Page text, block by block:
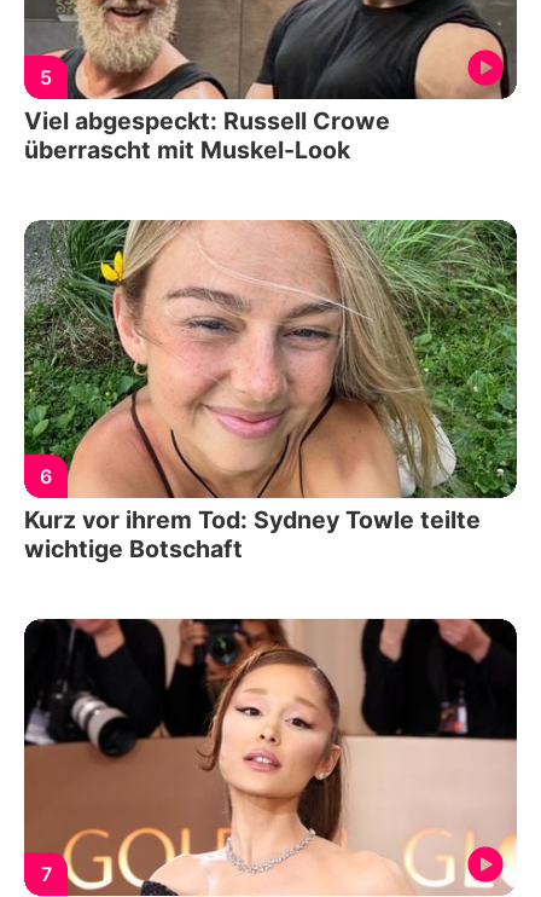
5
Viel abgespeckt: Russell Crowe
überrascht mit Muskel-Look
6
Kurz vor ihrem Tod: Sydney Towle teilte
wichtige Botschaft
7